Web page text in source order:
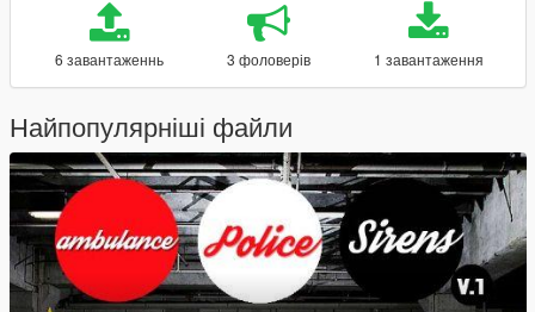
6 завантаженнь 3 фоловерів 1 завантаження
Найпопулярніші файли